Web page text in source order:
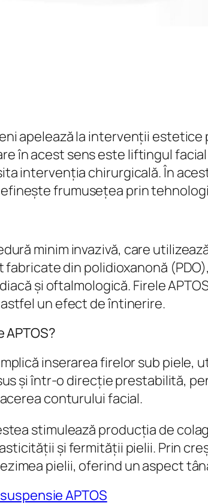
apelează la intervenții
în acest sens este liftingul
intervenția chirurgicală. În
frumusețea prin
minim invazivă, care
fabricate din polidioxanonă
și oftalmologică. Firele
un efect de întinerire.
inserarea firelor sub piele,
și într-o direcție prestabilită,
conturului facial.
stimulează producția de
și fermității pielii. Prin
pielii, oferind un aspect
APTOS